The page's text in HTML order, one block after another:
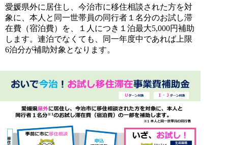
愛媛県外に居住し、今治市に移住相談された方を対
象に、本人と同一世帯員の同行者１名分のお試し滞
在費（宿泊費）を、１人につき１泊最大5,000円補助
します。連泊でなくても、同一年度中であれば上限
6泊分が補助対象となります。